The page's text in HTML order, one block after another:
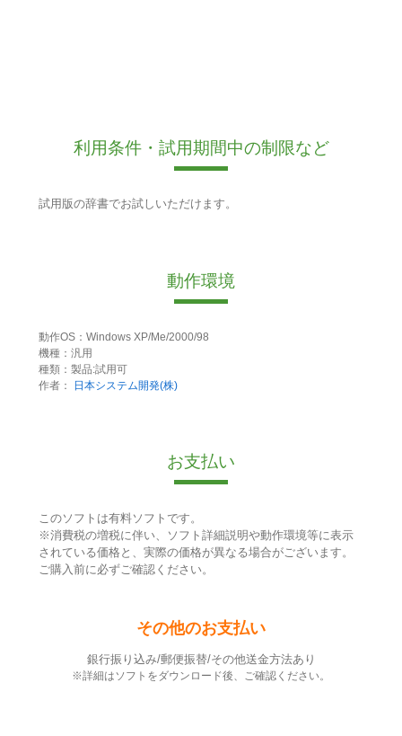
利用条件・試用期間中の制限など
試用版の辞書でお試しいただけます。
動作環境
動作OS：Windows XP/Me/2000/98
機種：汎用
種類：製品:試用可
作者：
日本システム開発(株)
お支払い
このソフトは有料ソフトです。
※消費税の増税に伴い、ソフト詳細説明や動作環境等に表示
されている価格と、実際の価格が異なる場合がございます。
ご購入前に必ずご確認ください。
その他のお支払い
銀行振り込み/郵便振替/その他送金方法あり
※詳細はソフトをダウンロード後、ご確認ください。